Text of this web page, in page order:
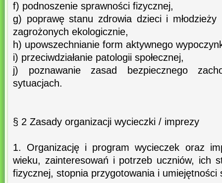
f) podnoszenie sprawności fizycznej,
g) poprawę stanu zdrowia dzieci i
zagrożonych ekologicznie,
h) upowszechnianie form aktywnego
i) przeciwdziałanie patologii społecznej,
j) poznawanie zasad bezpiecznego
sytuacjach.
§ 2 Zasady organizacji wycieczki / imprezy
1. Organizację i program wycieczek oraz
wieku, zainteresowań i potrzeb uczniów, ich
fizycznej, stopnia przygotowania i umiejętności